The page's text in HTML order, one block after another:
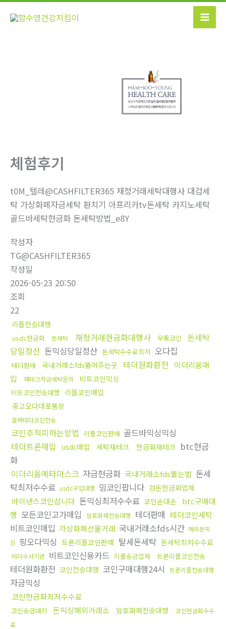
콘
체험후기
t0M_텔레@CASHFILTER365 재정거래세탁대행사 대검세
탁 가상화폐자금세탁 환치기 아프리카tv돈세탁 카지노세탁
골드바세탁현금화 돈세탁방법_e8Y
작성자
TG@CASHFILTER365
작성일
2026-05-23 20:50
조회
22
리플전송대행
usdc현금화 돈세탁 재정거래현금화대행사 무통코인
돈세탁
당일정산 돈믹싱당일정산 돈세탁수수료최저 오다집
테더판매 국내거래소fds뚫어주는곳 테더원화환전
이더리움매
입
재테크자금세탁문의 비트코인믹싱
비트코인전송대행
리플코인매입
중고오다대포통장
블랙테더코인전송
코인추적피하는방법 리플코인판매 골드바믹싱믹싱
테더트론매입 usdc매입 세탁재테크 현금화재테크 btc현금
화
이더리움메타마스크 자금현금화 국내거래소fds뚫는법 돈세
탁최저수수료 usdc구입대행 밈코인팝니다 검돈현금화업체
바이낸스코인삽니다 돈믹싱최저수수료 코인손대손 btc구매대
행 모든코인고가매입 암호화폐전송대행 테더판매 테더코인세탁
비트코인매입 가상화폐선물거래 국내거래소fds시간 해외돈믹
싱 핑오다믹싱 트론리플코인판매 탈세돈세탁 돈세탁최저수수료
테더수사기관 비트코인신용카드 리플송금업체 트론리플코인전송
테더원화환전 코인전송대행 코인구매대행24시 트론리플전송대행
자금믹싱
코인현금화최저수수료
코인송금대리 돈믹싱해외거래소 암호화폐전송대행
코인현금화수수
료